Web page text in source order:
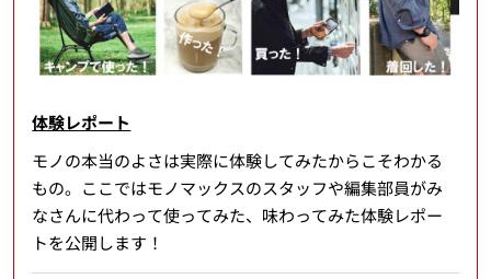
体験レポート
モノの本当のよさは実際に体験してみたからこそわかる
もの。ここではモノマックスのスタッフや編集部員がみ
なさんに代わって使ってみた、味わってみた体験レポー
トを公開します！